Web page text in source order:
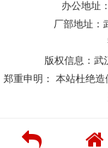
办公地址
厂部地址：
版权信息：武
郑重申明： 本站杜绝